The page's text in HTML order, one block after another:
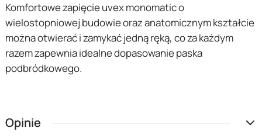
Komfortowe zapięcie uvex monomatic o
wielostopniowej budowie oraz anatomicznym kształcie
można otwierać i zamykać jedną ręką, co za każdym
razem zapewnia idealne dopasowanie paska
podbródkowego.
Opinie